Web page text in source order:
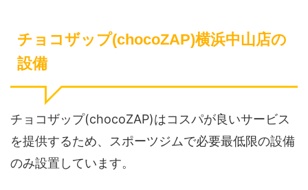
チョコザップ(chocoZAP)横浜中山店の
設備
チョコザップ(chocoZAP)はコスパが良いサービス
を提供するため、スポーツジムで必要最低限の設備
のみ設置しています。